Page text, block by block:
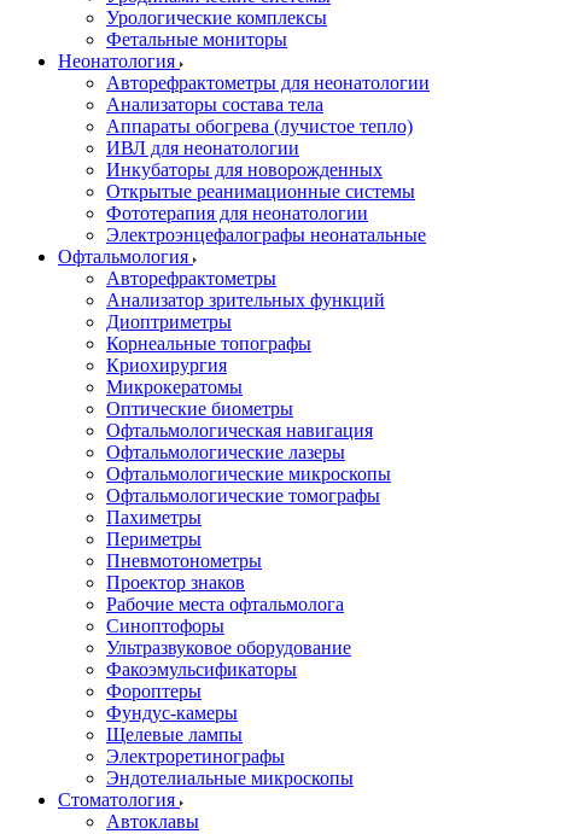
Урологические комплексы
Фетальные мониторы
Неонатология
Авторефрактометры для неонатологии
Анализаторы состава тела
Аппараты обогрева (лучистое тепло)
ИВЛ для неонатологии
Инкубаторы для новорожденных
Открытые реанимационные системы
Фототерапия для неонатологии
Электроэнцефалографы неонатальные
Офтальмология
Авторефрактометры
Анализатор зрительных функций
Диоптриметры
Корнеальные топографы
Криохирургия
Микрокератомы
Оптические биометры
Офтальмологическая навигация
Офтальмологические лазеры
Офтальмологические микроскопы
Офтальмологические томографы
Пахиметры
Периметры
Пневмотонометры
Проектор знаков
Рабочие места офтальмолога
Синоптофоры
Ультразвуковое оборудование
Факоэмульсификаторы
Фороптеры
Фундус-камеры
Щелевые лампы
Электроретинографы
Эндотелиальные микроскопы
Стоматология
Автоклавы